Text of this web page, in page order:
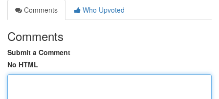
Comments
Who Upvoted
Comments
Submit a Comment
No HTML